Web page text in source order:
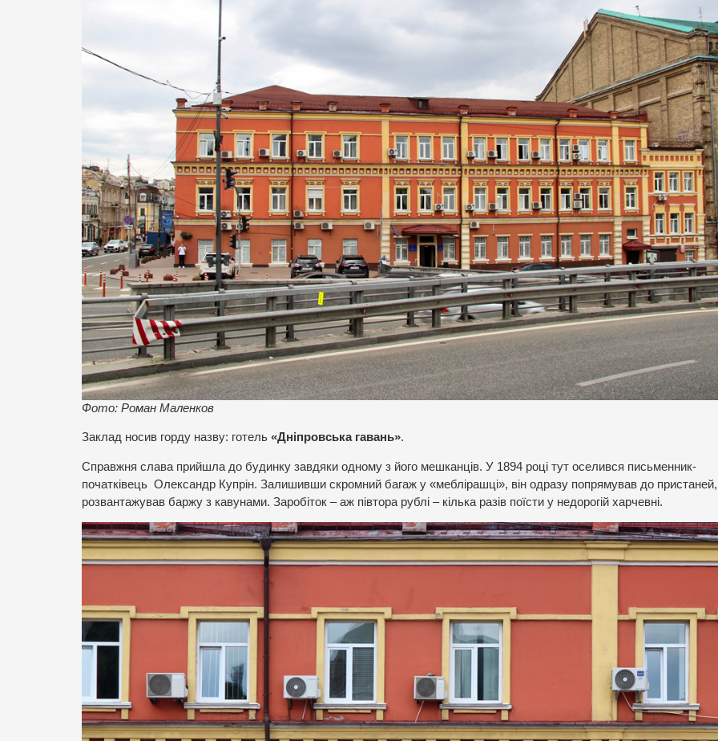
Фото: Роман Маленков
Заклад носив горду назву: готель «Дніпровська гавань».
Справжня слава прийшла до будинку завдяки одному з його мешканців. У 1894 році тут оселився письменник-
початківець Олександр Купрін. Залишивши скромний багаж у «меблірашці», він одразу попрямував до
розвантажував баржу з кавунами. Заробіток – аж півтора рублі – кілька разів поїсти у недорогій харчевні.